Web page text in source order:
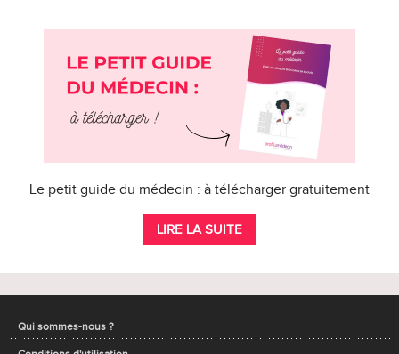
Le petit guide du médecin : à télécharger gratuitement
LIRE LA SUITE
Qui sommes-nous ?